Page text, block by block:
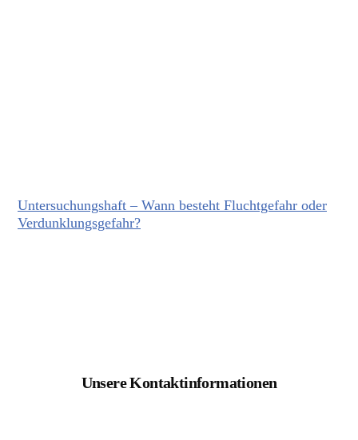
Untersuchungshaft – Wann besteht Fluchtgefahr oder
Verdunklungsgefahr?
Unsere Kontaktinformationen